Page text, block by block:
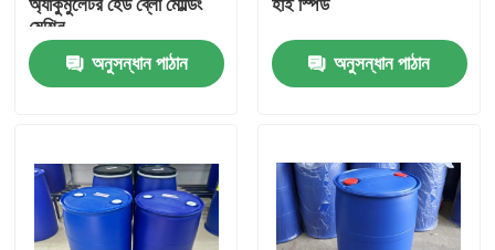
আমাদের সম্পর্কে
পরিচিতি
অ্যাকুমুলেটর হেড ব্লো মোল্ডিং
মেশিন
অনুসন্ধান পাঠান
হাই স্পিড
অনুসন্ধান পাঠান